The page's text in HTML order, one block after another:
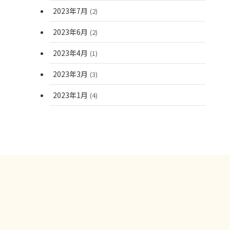
2023年7月 (2)
2023年6月 (2)
2023年4月 (1)
2023年3月 (3)
2023年1月 (4)